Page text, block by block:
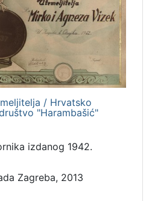
/ Hrvatsko
"Harambašić"
izdanog 1942.
Zagreba, 2013